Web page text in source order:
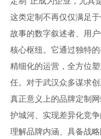
这类定制不再仅仅满足
故事的数字叙述者、用
核心枢纽。它通过独特
精细化的运营，全方位
任。对于武汉众多谋求
真正意义上的品牌定制
护城河、实现差异化竞
理解品牌内涵、具备战